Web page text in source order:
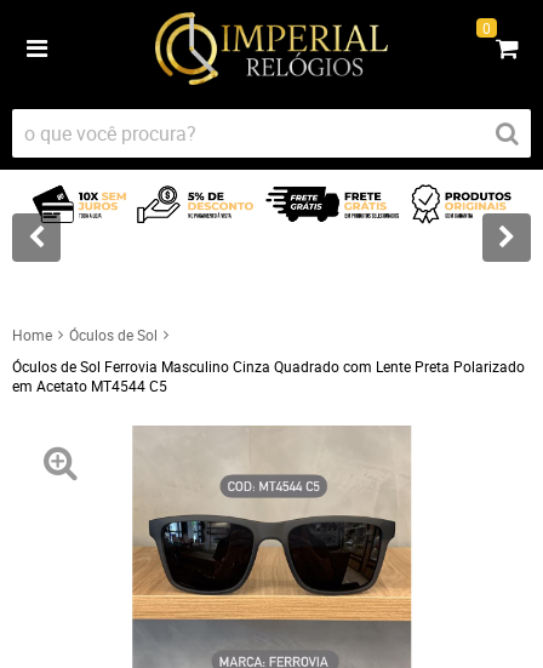
0
Home
Óculos de Sol
Óculos de Sol Ferrovia Masculino Cinza Quadrado com Lente Preta Polarizado
em Acetato MT4544 C5